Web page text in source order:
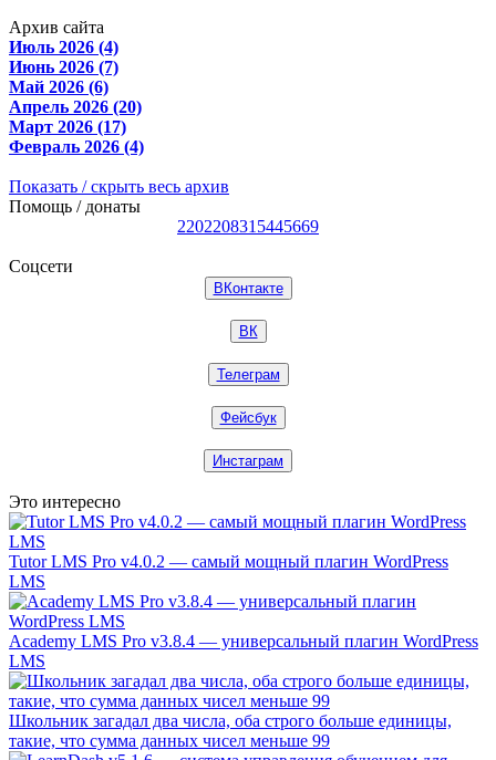
Архив сайта
Июль 2026 (4)
Июнь 2026 (7)
Май 2026 (6)
Апрель 2026 (20)
Март 2026 (17)
Февраль 2026 (4)
Показать / скрыть весь архив
Помощь / донаты
2202208315445669
Соцсети
ВКонтакте
ВК
Телеграм
Фейсбук
Инстаграм
Это интересно
Tutor LMS Pro v4.0.2 — самый мощный плагин WordPress
LMS
Academy LMS Pro v3.8.4 — универсальный плагин WordPress
LMS
Школьник загадал два числа, оба строго больше единицы,
такие, что сумма данных чисел меньше 99